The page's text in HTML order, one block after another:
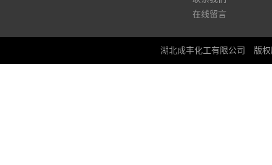
在线留言
湖北成丰化工有限公司 版